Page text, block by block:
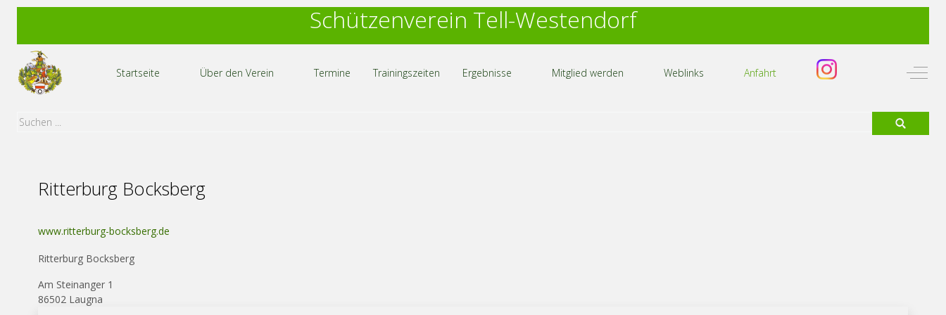
Schützenverein Tell-Westendorf
Startseite Über den Verein Termine Trainingszeiten Ergebnisse Mitglied werden Weblinks Anfahrt Off-
Ritterburg Bocksberg
www.ritterburg-bocksberg.de
Ritterburg Bocksberg
Am Steinanger 1
86502 Laugna